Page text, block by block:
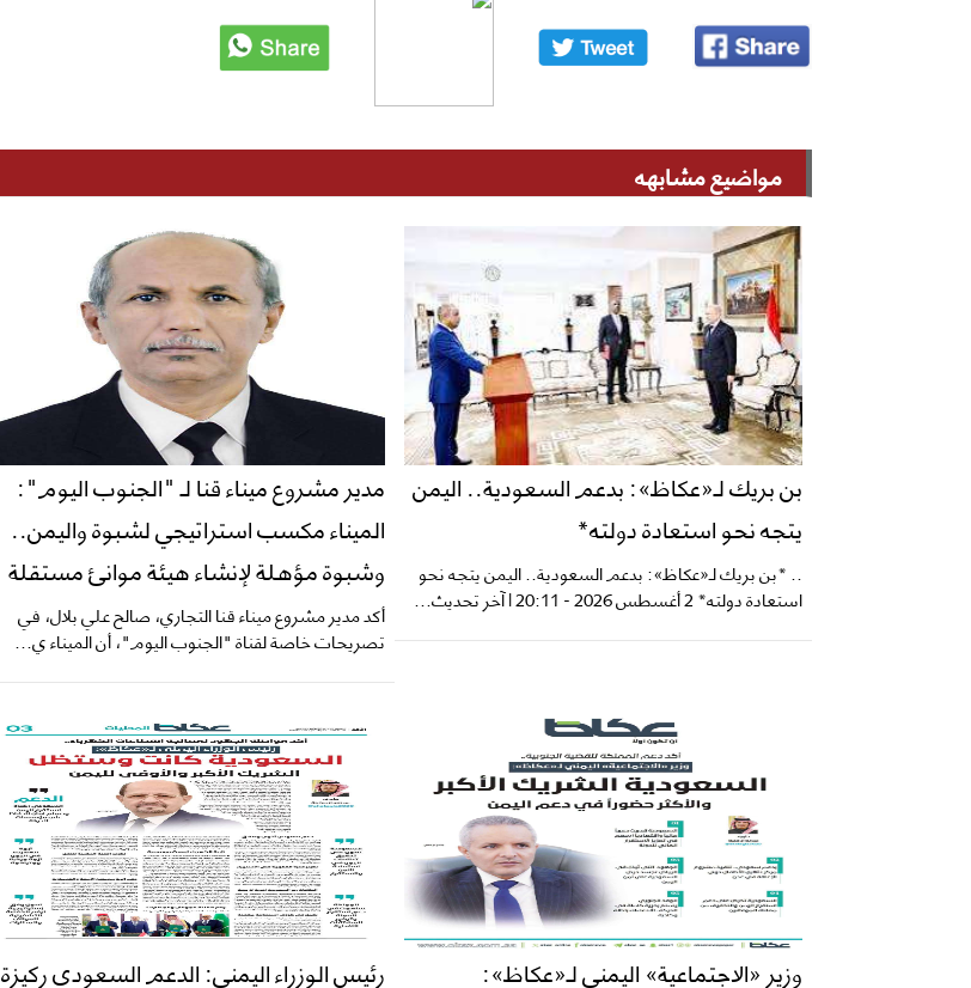
مواضيع مشابهه
بن بريك لـ«عكاظ»: بدعم السعودية.. اليمن
يتجه نحو استعادة دولته*
.. *بن بريك لـ«عكاظ»: بدعم السعودية.. اليمن يتجه نحو
استعادة دولته* 2 أغسطس 2026 - 20:11 | آخر تحديث...
​مدير مشروع ميناء قنا لـ "الجنوب اليوم":
الميناء مكسب استراتيجي لشبوة واليمن..
وشبوة مؤهلة لإنشاء هيئة موانئ مستقلة
​أكد مدير مشروع ميناء قنا التجاري، صالح علي بلال، في
تصريحات خاصة لقناة "الجنوب اليوم"، أن الميناء ي...
وزير «الاجتماعية» اليمني لـ«عكاظ»: رئيس الوزراء اليمني: الدعم السعودي ركيزة